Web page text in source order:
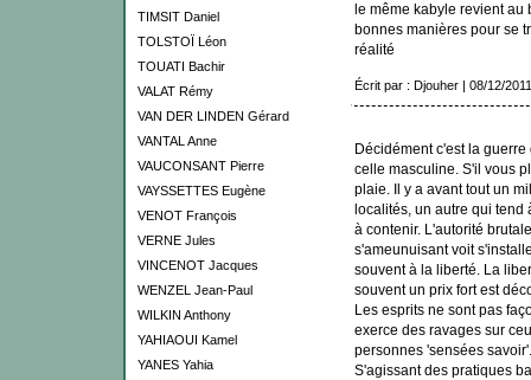
TIMSIT Daniel
TOLSTOÏ Léon
TOUATI Bachir
VALAT Rémy
VAN DER LINDEN Gérard
VANTAL Anne
VAUCONSANT Pierre
VAYSSETTES Eugène
VENOT François
VERNE Jules
VINCENOT Jacques
WENZEL Jean-Paul
WILKIN Anthony
YAHIAOUI Kamel
YANES Yahia
le même kabyle revient
bonnes manières pour se
réalité
Écrit par : Djouher | 08/12/2011
Décidément c'est la
celle masculine. S'il vous
plaie. Il y a avant tout un
localités, un autre qui tend
à contenir. L'autorité
s'ameunuisant voit
souvent à la liberté. La
souvent un prix fort est
Les esprits ne sont pas
exerce des ravages sur
personnes 'sensées savoir'.
S'agissant des pratiques